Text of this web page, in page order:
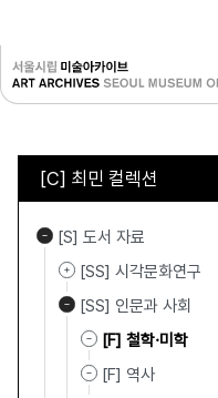
[C] 최민 컬렉션
[S] 도서 자료
[SS] 시각문화연구
[SS] 인문과 사회
[F] 철학·미학
[F] 역사